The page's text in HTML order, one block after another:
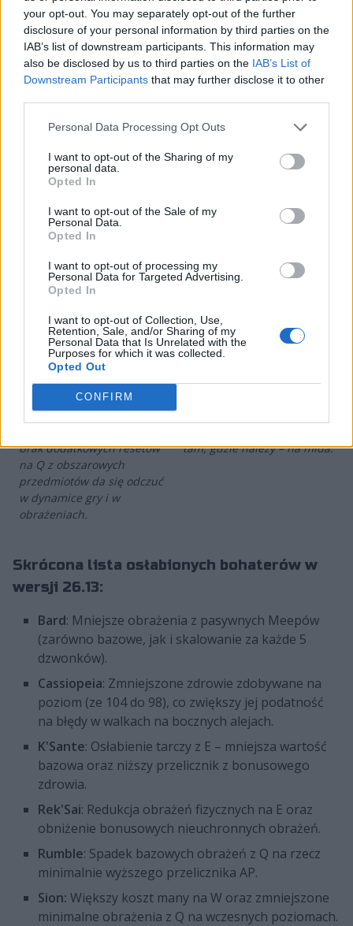
your opt-out. You may separately opt-out of the further
disclosure of your personal information by third parties on the
IAB’s list of downstream participants. This information may
also be disclosed by us to third parties on the IAB’s List of
Downstream Participants that may further disclose it to other
Personal Data Processing Opt Outs
I want to opt-out of the Sharing of my
personal data.
Opted In
I want to opt-out of the Sale of my
Personal Data.
Opted In
I want to opt-out of processing my
Personal Data for Targeted Advertising.
Opted In
I want to opt-out of Collection, Use,
Retention, Sale, and/or Sharing of my
Personal Data that Is Unrelated with the
Purposes for which it was collected.
Opted Out
CONFIRM
stała się wielkim zwycięzcą zmian 2. sezonu,
zyskując zbyt dużą przeżywalność i darmowe
statystyki. Z kolei obecność Branda w roli
wsparcia była frustrującym doświadczeniem
dla tradycyjnych bot lanerów.
Oto szczegółowe zestawienie zmian, które najsilniej
uderzą w dotychczasowych liderów dolnej alei:
NERFSenna
duszyz minionów, których
Senna sama nie zabija,
28%/32% do zaledwie 5%.
Zwiększono redukcję
do -15%. Ucięto też synergię
ze Statikk Shivem.
To potężny cios w jej
ekonomię i tempo
skalowania w duetach z
dżentelmenami z górnej alei
brak dodatkowych resetów
na Q z obszarowych
przedmiotów da się odczuć
w dynamice gry i w
obrażeniach.
E został zamrożony na
obrażenia z pasywnej
detonacji spadły z 8-12% do
zdrowia celu,
Zabiegi targetują
zachowanie Branda na
tam, gdzie należy – na mida.
Skrócona lista osłabionych bohaterów w
wersji 26.13:
Bard: Mniejsze obrażenia z pasywnych Meepów
(zarówno bazowe, jak i skalowanie za każde 5
dzwonków).
Cassiopeia: Zmniejszone zdrowie zdobywane na
poziom (ze 104 do 98), co zwiększy jej podatność
na błędy w walkach na bocznych alejach.
K'Sante: Osłabienie tarczy z E – mniejsza wartość
bazowa oraz niższy przelicznik z bonusowego
zdrowia.
Rek'Sai: Redukcja obrażeń fizycznych na E oraz
obniżenie bonusowych nieuchronnych obrażeń.
Rumble: Spadek bazowych obrażeń z Q na rzecz
minimalnie wyższego przelicznika AP.
Sion: Większy koszt many na W oraz zmniejszone
minimalne obrażenia z Q na wczesnych poziomach.